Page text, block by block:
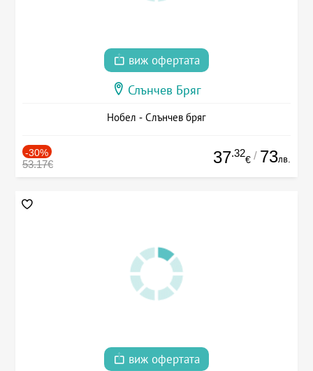
виж офертата
Слънчев Бряг
Нобел - Слънчев бряг
-30%
53.17€ 37.32
€ / 73лв.
виж офертата